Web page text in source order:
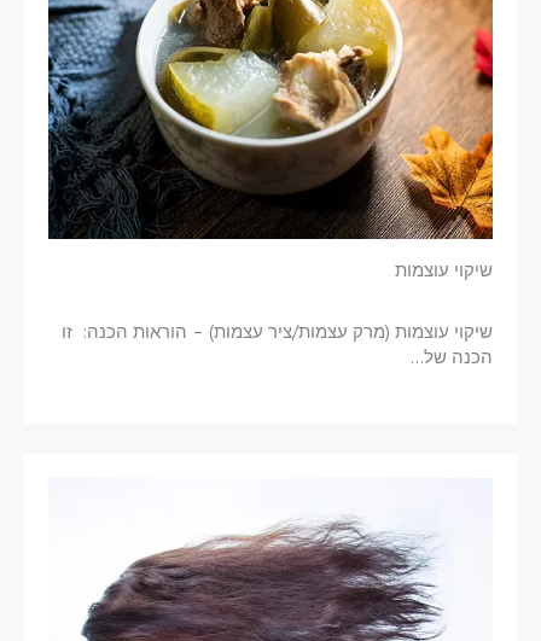
שיקוי עוצמות
שיקוי עוצמות (מרק עצמות/ציר עצמות) – הוראות הכנה: זו
הכנה של…